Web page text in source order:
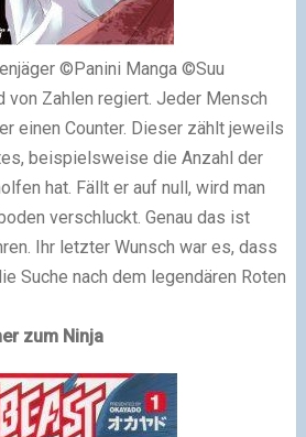
©Panini Manga ©Suu
von Zahlen regiert. Jeder Mensch
einen Counter. Dieser zählt jeweils
beispielsweise die Anzahl der
hat. Fällt er auf null, wird man
verschluckt. Genau das ist
Ihr letzter Wunsch war es, dass
Suche nach dem legendären Roten
zum Ninja